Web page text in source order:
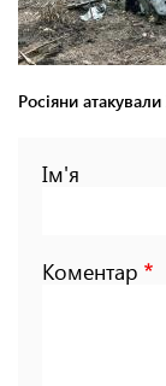
Росіяни
Ім'я
Коментар